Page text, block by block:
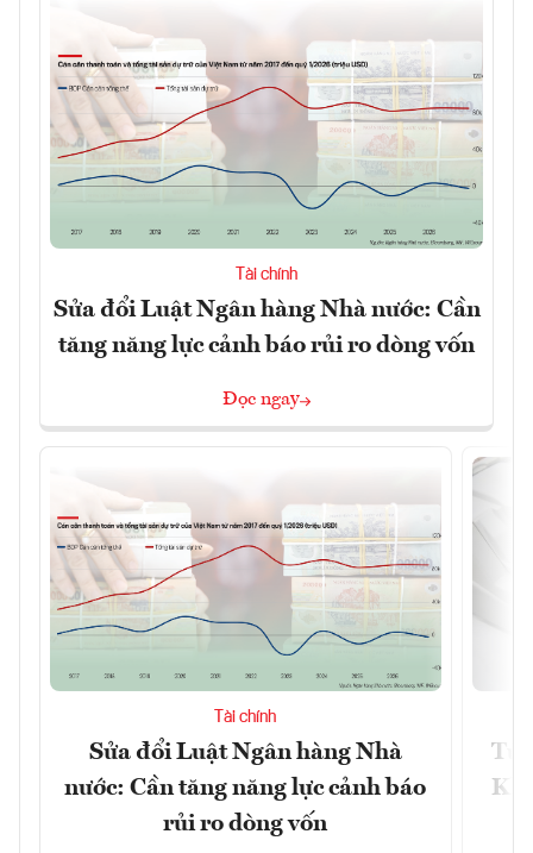
Tài chính
Sửa đổi Luật Ngân hàng Nhà nước: Cần
tăng năng lực cảnh báo rủi ro dòng vốn
Đọc ngay
Tài chính
Sửa đổi Luật Ngân hàng Nhà
nước: Cần tăng năng lực cảnh báo
rủi ro dòng vốn
Từ